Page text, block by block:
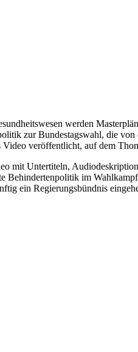
werden
zur Bundestagswahl, die
veröffentlicht, auf dem
mit Untertiteln,
Behindertenpolitik im
ein Regierungsbündnis